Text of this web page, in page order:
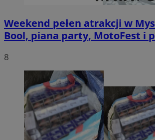
Weekend pełen atrakcji w
Bool, piana party, MotoFest i
8